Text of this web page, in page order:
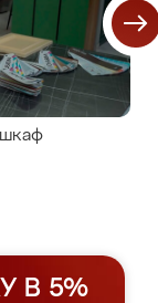
В 5%